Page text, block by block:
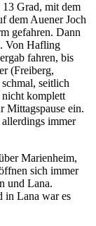
Grad, mit dem
dem Auener Joch
gefahren. Dann
Von Hafling
fahren, bis
(Freiberg,
seitlich
nicht komplett
Mittagspause ein.
immer
Marienheim,
sich immer
und Lana.
in Lana war es